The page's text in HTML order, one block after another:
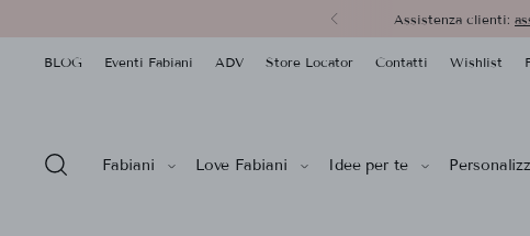
Assistenza clienti:
BLOG Eventi Fabiani ADV Store Locator Contatti Wishlist
Fabiani Love Fabiani Idee per te